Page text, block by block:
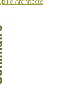
Architecte